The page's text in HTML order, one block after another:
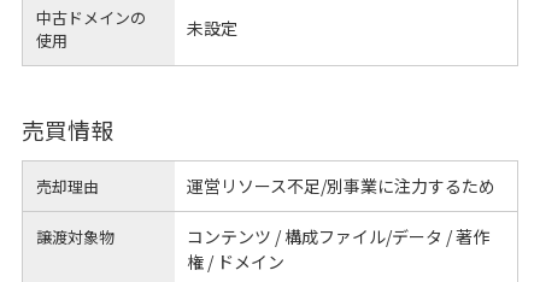
中古ドメインの
使用
未設定
売買情報
売却理由 運営リソース不足/別事業に注力するため
譲渡対象物
コンテンツ / 構成ファイル/データ / 著作
権 / ドメイン